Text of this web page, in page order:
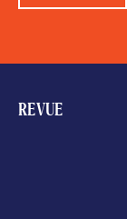
REVUE